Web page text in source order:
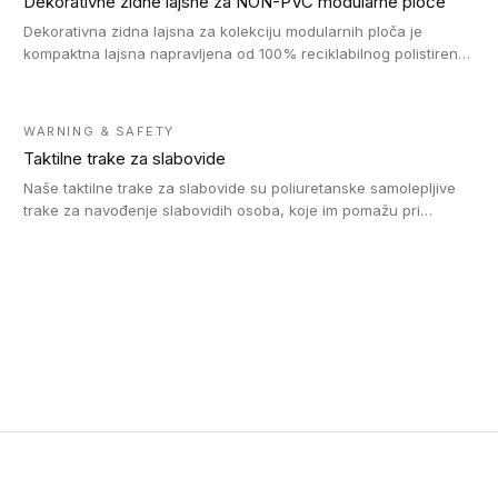
Dekorativna zidna lajsna za kolekciju modularnih ploča je
kompaktna lajsna napravljena od 100% reciklabilnog polistirena,
WARNING & SAFETY
Taktilne trake za slabovide
Naše taktilne trake za slabovide su poliuretanske samolepljive
trake za navođenje slabovidih osoba, koje im pomažu pri